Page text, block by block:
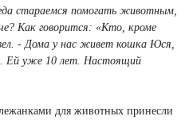
стараемся помогать животным,
Как говорится: «Кто, кроме
- Дома у нас живет кошка Юся,
Ей уже 10 лет. Настоящий
для животных принесли